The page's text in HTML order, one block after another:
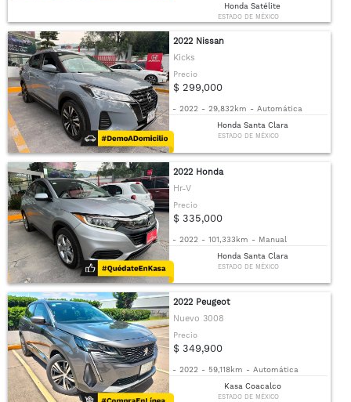
Honda Satélite
ESTADO DE MÉXICO
2022 Nissan
Kicks
Precio
$ 299,000
- 2022 - 29,832km - Automática
Honda Santa Clara
ESTADO DE MÉXICO
2022 Honda
Hr-V
Precio
$ 335,000
- 2022 - 101,333km - Manual
Honda Santa Clara
ESTADO DE MÉXICO
2022 Peugeot
Nuevo 3008
Precio
$ 349,900
- 2022 - 59,118km - Automática
Kasa Coacalco
ESTADO DE MÉXICO